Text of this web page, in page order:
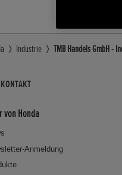
Industrie TMB Handels GmbH -
KONTAKT
von Honda
Anmeldung